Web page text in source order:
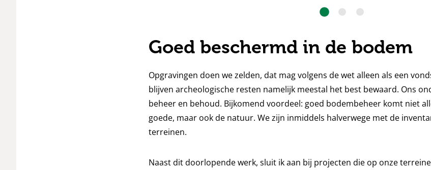
Goed beschermd in de bodem
Opgravingen doen we zelden, dat mag volgens de wet alleen als een
blijven archeologische resten namelijk meestal het best bewaard. Ons
beheer en behoud. Bijkomend voordeel: goed bodembeheer komt niet
goede, maar ook de natuur. We zijn inmiddels halverwege met de
terreinen.
Naast dit doorlopende werk, sluit ik aan bij projecten die op onze